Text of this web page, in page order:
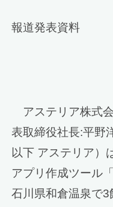
報道発表資料
アステリア株式
表取締役社長:平野
以下 アステリア）
アプリ作成ツール
石川県和倉温泉で